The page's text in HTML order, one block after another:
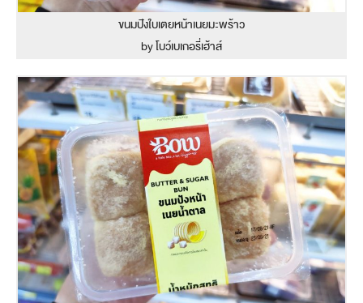
ขนมปังใบเตยหน้าเนยมะพร้าว
by โบว์เบเกอรี่เฮ้าส์